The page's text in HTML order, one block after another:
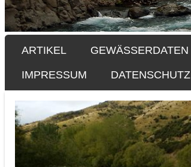
Menu
SKIP TO CONTENT
ARTIKEL GEWÄSSERDATEN
IMPRESSUM DATENSCHUTZ